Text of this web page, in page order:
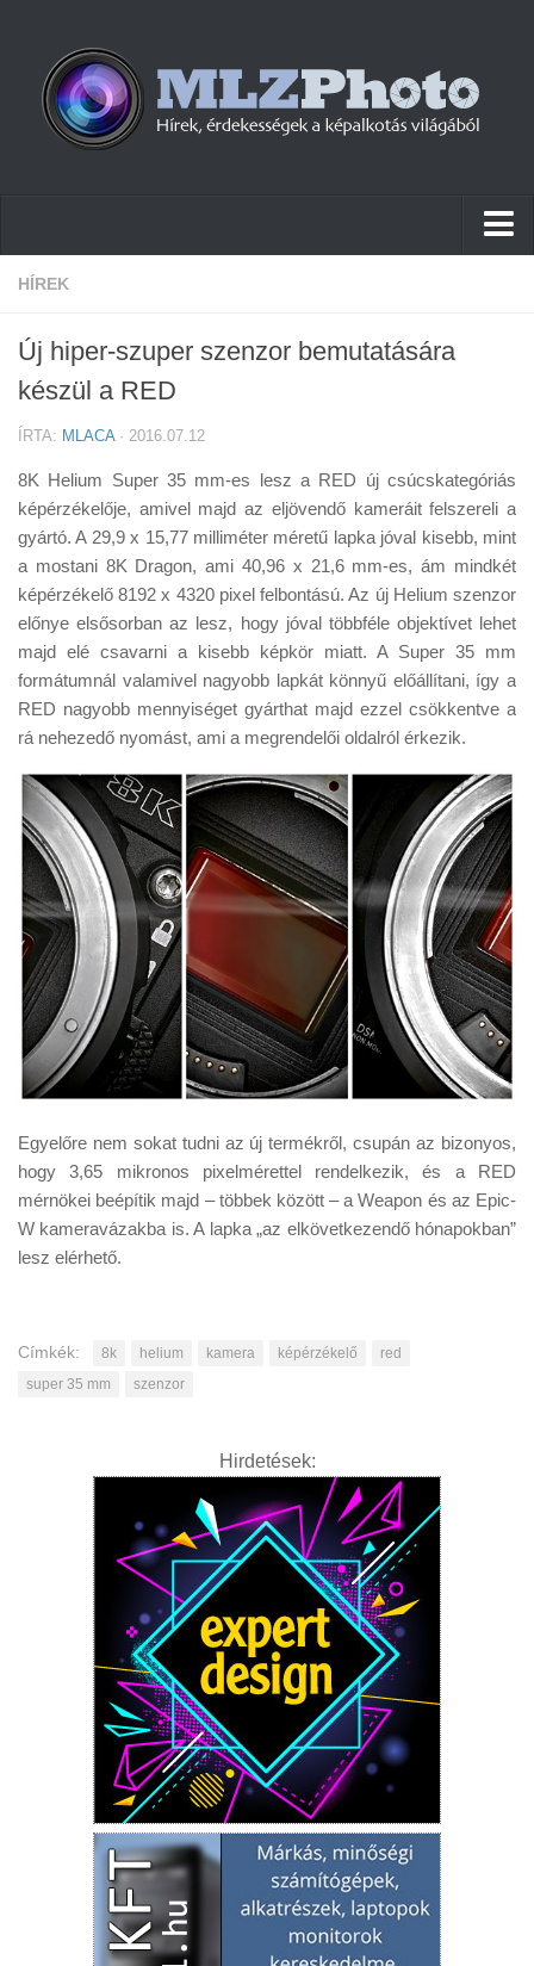
Hírek
Cikkek
Tudástár
Tanácsok
Érdekességek
Helyszíni Riport
E-BB
HÍREK
Új hiper-szuper szenzor bemutatására
készül a RED
ÍRTA: MLACA· 2016.07.12
8K Helium Super 35 mm-es lesz a RED új csúcskategóriás
képérzékelője, amivel majd az eljövendő kameráit felszereli a
gyártó. A 29,9 x 15,77 milliméter méretű lapka jóval kisebb, mint
a mostani 8K Dragon, ami 40,96 x 21,6 mm-es, ám mindkét
képérzékelő 8192 x 4320 pixel felbontású. Az új Helium szenzor
előnye elsősorban az lesz, hogy jóval többféle objektívet lehet
majd elé csavarni a kisebb képkör miatt. A Super 35 mm
formátumnál valamivel nagyobb lapkát könnyű előállítani, így a
RED nagyobb mennyiséget gyárthat majd ezzel csökkentve a
rá nehezedő nyomást, ami a megrendelői oldalról érkezik.
Egyelőre nem sokat tudni az új termékről, csupán az bizonyos,
hogy 3,65 mikronos pixelmérettel rendelkezik, és a RED
mérnökei beépítik majd – többek között – a Weapon és az Epic-
W kameravázakba is. A lapka „az elkövetkezendő hónapokban”
lesz elérhető.
Címkék: 8k helium kamera képérzékelő
red
super 35 mm
szenzor
Hirdetések: